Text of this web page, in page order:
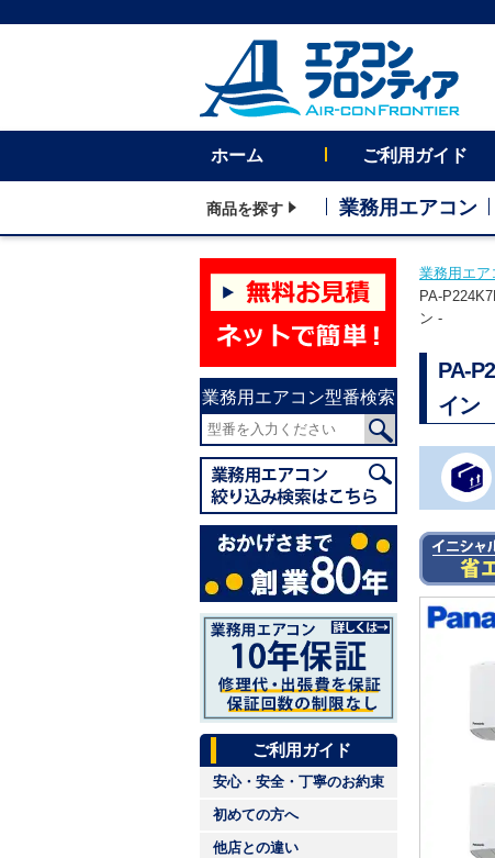
ホーム ご利用ガイド
商品を探す 業務用エアコン
業務用エアコン型番検索
ご利用ガイド
安心・安全・丁寧のお約束
初めての方へ
他店との違い
業務用エア
PA-
ン -
PA-
イン